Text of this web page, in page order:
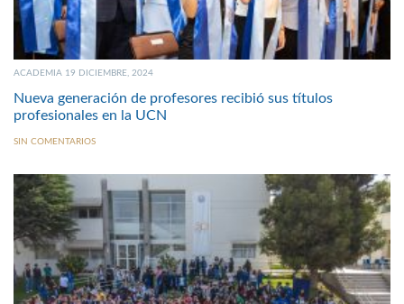
ACADEMIA 19 DICIEMBRE, 2024
Nueva generación de profesores recibió sus títulos
profesionales en la UCN
SIN COMENTARIOS